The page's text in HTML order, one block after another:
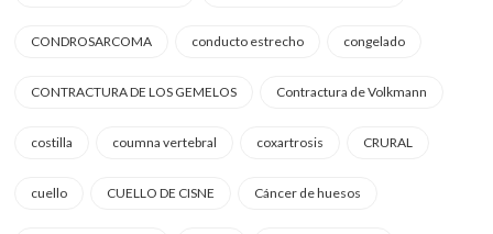
CONDROSARCOMA conducto estrecho congelado
CONTRACTURA DE LOS GEMELOS Contractura de Volkmann
costilla coumna vertebral coxartrosis CRURAL
cuello CUELLO DE CISNE Cáncer de huesos